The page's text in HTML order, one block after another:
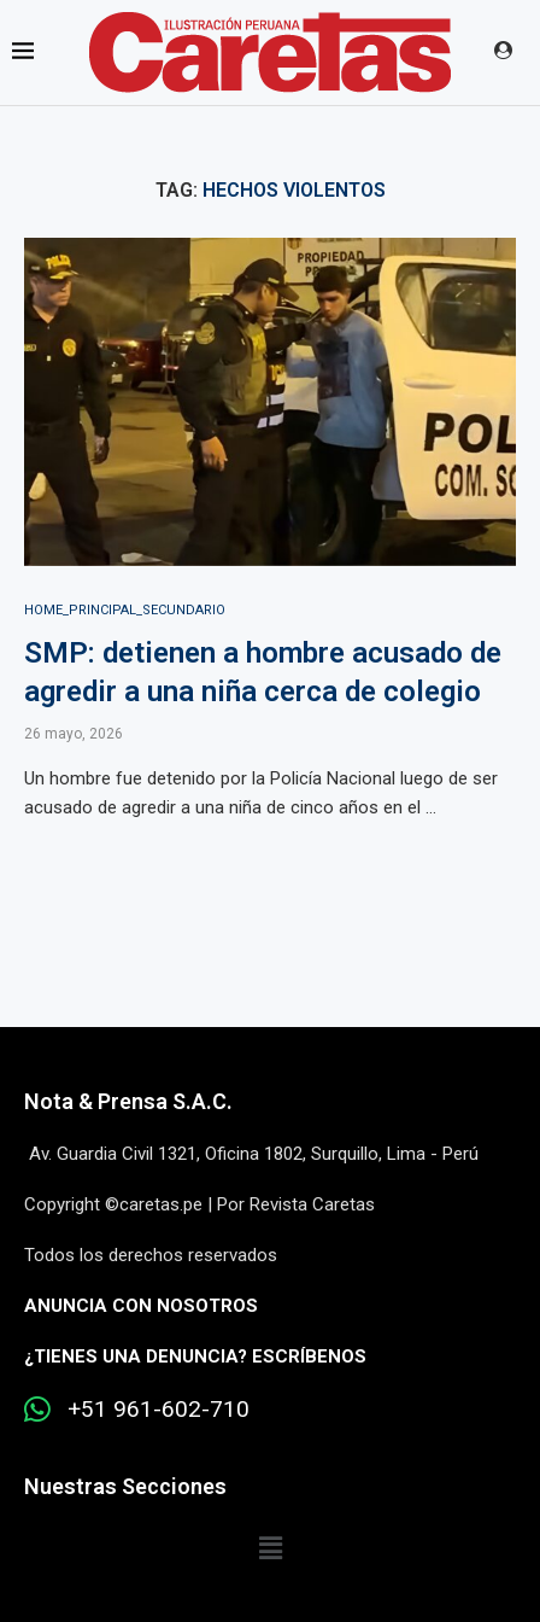
TAG: HECHOS VIOLENTOS
HOME_PRINCIPAL_SECUNDARIO
SMP: detienen a hombre acusado de
agredir a una niña cerca de colegio
26 mayo, 2026
Un hombre fue detenido por la Policía Nacional luego de ser
acusado de agredir a una niña de cinco años en el ...
Nota & Prensa S.A.C.
Av. Guardia Civil 1321, Oficina 1802, Surquillo, Lima - Perú
Copyright ©caretas.pe | Por Revista Caretas
Todos los derechos reservados
ANUNCIA CON NOSOTROS
¿TIENES UNA DENUNCIA? ESCRÍBENOS
+51 961-602-710
Nuestras Secciones